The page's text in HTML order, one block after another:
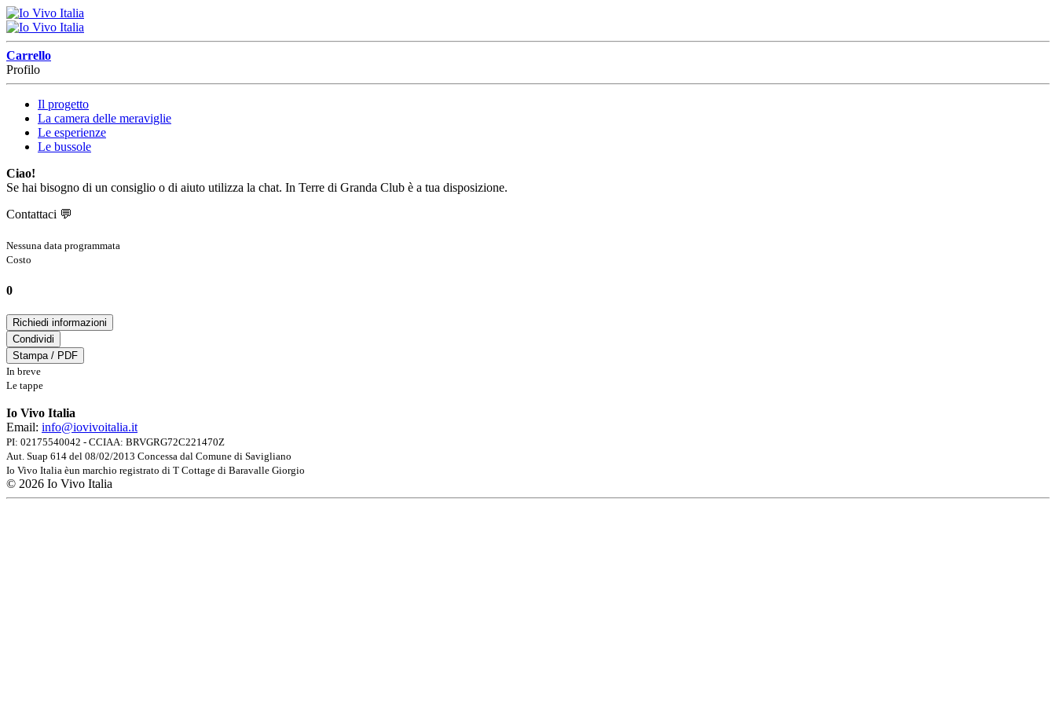
Carrello
Profilo
Il progetto
La camera delle meraviglie
Le esperienze
Le bussole
Ciao!
Se hai bisogno di un consiglio o di aiuto utilizza la chat. In Terre di Granda Club è a tua disposizione.
Contattaci 💬
Nessuna data programmata
Costo
0
Richiedi informazioni
Condividi
Stampa / PDF
In breve
Le tappe
Io Vivo Italia
Email: info@iovivoitalia.it
PI: 02175540042 - CCIAA: BRVGRG72C221470Z
Aut. Suap 614 del 08/02/2013 Concessa dal Comune di Savigliano
Io Vivo Italia èun marchio registrato di T Cottage di Baravalle Giorgio
© 2026 Io Vivo Italia